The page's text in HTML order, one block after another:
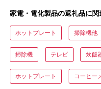
家電・電化製品の返礼品に関
ホットプレート 掃除機他
掃除機 テレビ 炊飯
ホットプレート コーヒー